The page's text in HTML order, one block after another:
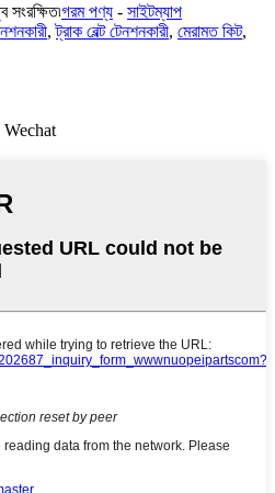
গরম পণ্য - সাইটম্যাপ
,ট্রাক বেল্ট টেনশনকারী, মেরামত কিট,
Wechat